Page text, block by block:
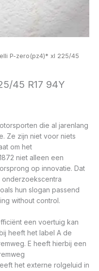
P-zero(pz4)* xl 225/45
45 R17 94Y
die al jarenlang
Ze zijn niet voor niets
om het
niet alleen een
op innovatie. Dat
onderzoekscentra
hun slogan passend
without control.
een voertuig kan
heeft het label A de
E heeft hierbij een
het externe rolgeluid in